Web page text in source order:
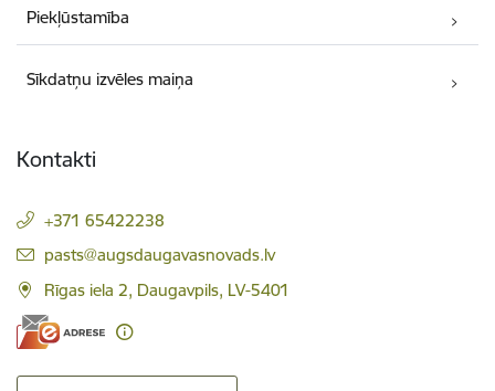
Piekļūstamība
Sīkdatņu izvēles maiņa
Kontakti
+371 65422238
E-pasts:
pasts@augsdaugavasnovads.lv
Rīgas iela 2, Daugavpils, LV-5401